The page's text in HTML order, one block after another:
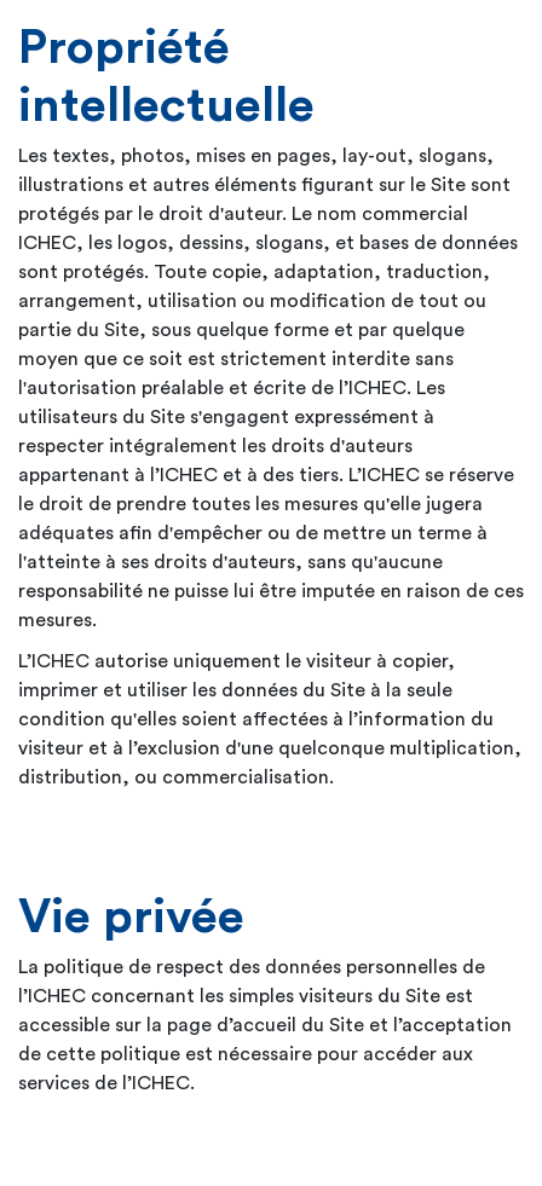
Propriété
intellectuelle
Les textes, photos, mises en pages, lay-out, slogans,
illustrations et autres éléments figurant sur le Site sont
protégés par le droit d'auteur. Le nom commercial
ICHEC, les logos, dessins, slogans, et bases de données
sont protégés. Toute copie, adaptation, traduction,
arrangement, utilisation ou modification de tout ou
partie du Site, sous quelque forme et par quelque
moyen que ce soit est strictement interdite sans
l'autorisation préalable et écrite de l’ICHEC. Les
utilisateurs du Site s'engagent expressément à
respecter intégralement les droits d'auteurs
appartenant à l’ICHEC et à des tiers. L’ICHEC se réserve
le droit de prendre toutes les mesures qu'elle jugera
adéquates afin d'empêcher ou de mettre un terme à
l'atteinte à ses droits d'auteurs, sans qu'aucune
responsabilité ne puisse lui être imputée en raison de ces
mesures.
L’ICHEC autorise uniquement le visiteur à copier,
imprimer et utiliser les données du Site à la seule
condition qu'elles soient affectées à l’information du
visiteur et à l’exclusion d'une quelconque multiplication,
distribution, ou commercialisation.
Vie privée
La politique de respect des données personnelles de
l’ICHEC concernant les simples visiteurs du Site est
accessible sur la page d’accueil du Site et l’acceptation
de cette politique est nécessaire pour accéder aux
services de l’ICHEC.